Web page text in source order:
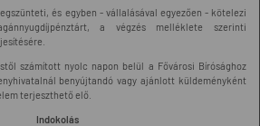
és egyben - vállalásával egyezően - kötelezi
a végzés melléklete szerinti
számított nyolc napon belül a Fővárosi Bírósághoz
benyújtandó vagy ajánlott küldeményként
terjeszthető elő.
Indokolás